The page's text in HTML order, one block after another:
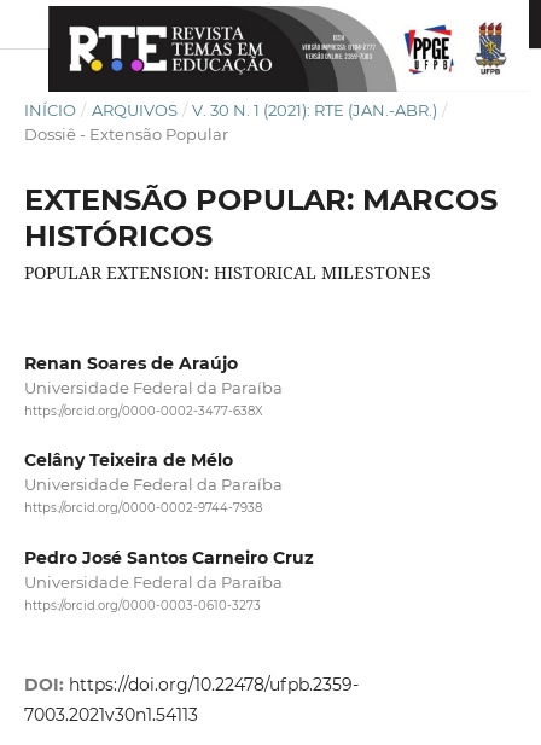
INÍCIO / ARQUIVOS / V. 30 N. 1 (2021): RTE (JAN.-ABR.) /
Dossiê - Extensão Popular
EXTENSÃO POPULAR: MARCOS
HISTÓRICOS
POPULAR EXTENSION: HISTORICAL MILESTONES
Renan Soares de Araújo
Universidade Federal da Paraíba
https://orcid.org/0000-0002-3477-638X
Celâny Teixeira de Mélo
Universidade Federal da Paraíba
https://orcid.org/0000-0002-9744-7938
Pedro José Santos Carneiro Cruz
Universidade Federal da Paraíba
https://orcid.org/0000-0003-0610-3273
DOI: https://doi.org/10.22478/ufpb.2359-
7003.2021v30n1.54113